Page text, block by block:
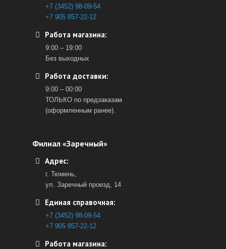
+7 (3452) 98-09-54
+7 905 857-22-12
Работа магазина:
9:00 – 19:00
Без выходных
Работа доставки:
9:00 – 00:00
ТОЛЬКО по предзаказам
(оформленным ранее).
Филиал «Заречный»
Адрес:
г. Тюмень,
ул. Заречный проезд, 14
Единая справочная:
+7 (3452) 98-09-54
+7 905 857-22-12
Работа магазина: